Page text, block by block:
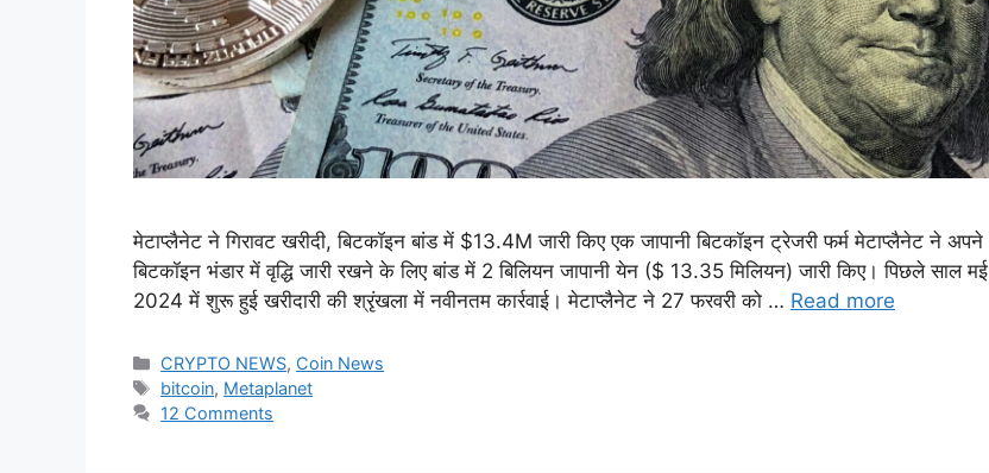
मेटाप्लैनेट ने गिरावट खरीदी, बिटकॉइन बांड में $13.4M जारी किए एक जापानी बिटकॉइन ट्रेजरी फर्म मेटाप्लैनेट ने अपने
बिटकॉइन भंडार में वृद्धि जारी रखने के लिए बांड में 2 बिलियन जापानी येन ($ 13.35 मिलियन) जारी किए। पिछले साल मई
2024 में शुरू हुई खरीदारी की श्रृंखला में नवीनतम कार्रवाई। मेटाप्लैनेट ने 27 फरवरी को … Read more
Categories
CRYPTO NEWS, Coin News
Tags
bitcoin, Metaplanet
12 Comments